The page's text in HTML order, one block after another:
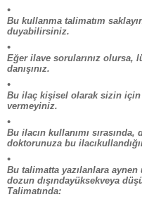
•
Bu kullanma talimatım
duyabilirsiniz.
•
Eğer ilave sorularınız olursa,
danışınız.
•
Bu ilaç kişisel olarak sizin için
vermeyiniz.
•
Bu ilacın kullanımı
doktorunuza bu
•
Bu talimatta yazılanlara
dozun dışındayüksekveya
Talimatında: